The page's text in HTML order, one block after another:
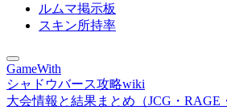
ルムマ掲示板
スキン所持率
GameWith
シャドウバース攻略wiki
大会情報と結果まとめ（JCG・RAGE